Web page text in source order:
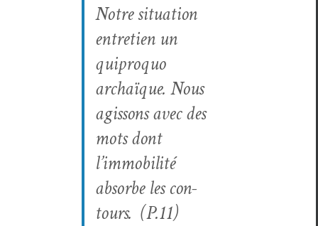
Notre sit­u­a­tion
entre­tien un
quipro­quo
archaïque. Nous
agis­sons avec des
mots dont
l’immobilité
absorbe les con­
tours. (P.11)